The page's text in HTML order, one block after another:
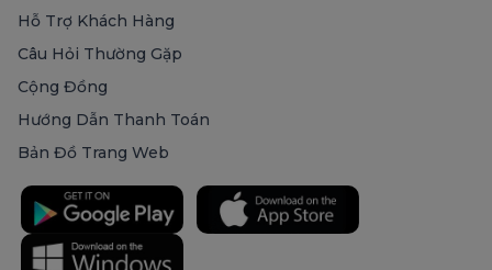
Hỗ Trợ Khách Hàng
Câu Hỏi Thường Gặp
Cộng Đồng
Hướng Dẫn Thanh Toán
Bản Đồ Trang Web